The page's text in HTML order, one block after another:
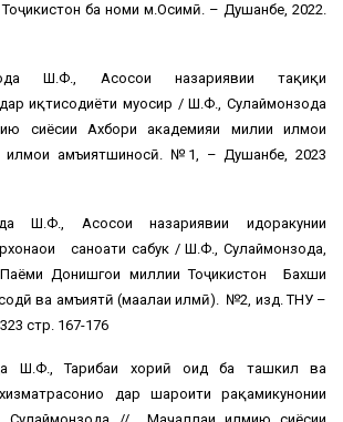
Тоҷикистон ба номи м.Осимӣ. – Душанбе, 2022.
Ш.Ф., Асосҳои назариявии таҳқиқи
дар иқтисодиёти муосир / Ш.Ф., Сулаймонзода
сиёсии Ахбори академияи милии илмҳои
илмҳои ҳамъиятшиносӣ. №1, – Душанбе, 2023
Ш.Ф., Асосҳои назариявии идоракунии
саноати сабук / Ш.Ф., Сулаймонзода,
Донишгоҳи миллии Тоҷикистон Бахши
ва ҳамъиятӣ (маҳалаи илмӣ). №2, изд. ТНУ –
стр. 167-176
Ш.Ф., Таҳрибаи хориҳӣ оид ба ташкил ва
дар шароити рақамикунонии